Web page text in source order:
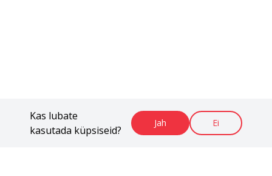
Kas lubate
kasutada küpsiseid?
Jah Ei